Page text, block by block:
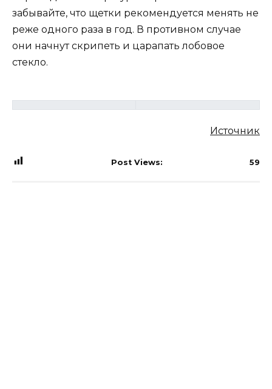
забывайте, что щетки рекомендуется менять не
реже одного раза в год. В противном случае
они начнут скрипеть и царапать лобовое
стекло.
Источник
Post Views: 59